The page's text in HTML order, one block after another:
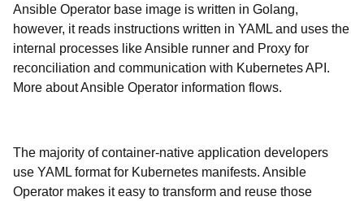
Ansible Operator base image is written in Golang,
however, it reads instructions written in YAML and uses the
internal processes like Ansible runner and Proxy for
reconciliation and communication with Kubernetes API.
More about Ansible Operator information flows.
The majority of container-native application developers
use YAML format for Kubernetes manifests. Ansible
Operator makes it easy to transform and reuse those